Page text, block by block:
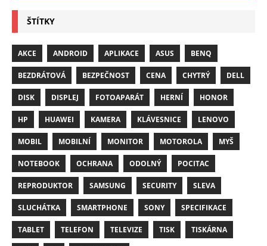
ŠTÍTKY
AKCE ANDROID APLIKACE ASUS BENQ
BEZDRÁTOVÁ BEZPEČNOST CENA CHYTRÝ DELL
DISK DISPLEJ FOTOAPARÁT HERNÍ HONOR
HP HUAWEI KAMERA KLÁVESNICE LENOVO
MOBIL MOBILNÍ MONITOR MOTOROLA MYŠ
NOTEBOOK OCHRANA ODOLNÝ POCITAC
REPRODUKTOR SAMSUNG SECURITY SLEVA
SLUCHÁTKA SMARTPHONE SONY SPECIFIKACE
TABLET TELEFON TELEVIZE TISK TISKÁRNA